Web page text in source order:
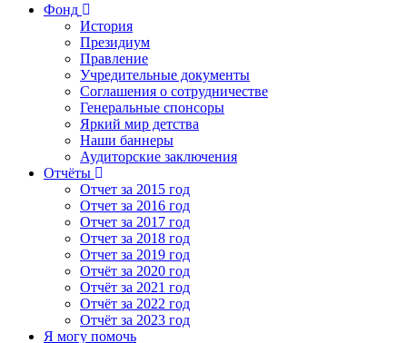
Фонд
История
Президиум
Правление
Учредительные документы
Соглашения о сотрудничестве
Генеральные спонсоры
Яркий мир детства
Наши баннеры
Аудиторские заключения
Отчёты
Отчет за 2015 год
Отчет за 2016 год
Отчет за 2017 год
Отчет за 2018 год
Отчет за 2019 год
Отчёт за 2020 год
Отчёт за 2021 год
Отчёт за 2022 год
Отчёт за 2023 год
Я могу помочь